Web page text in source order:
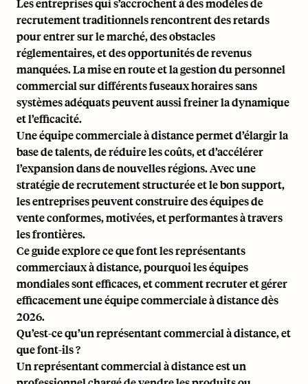
Les entreprises qui s’accrochent à des modèles de
recrutement traditionnels rencontrent des retards
pour entrer sur le marché, des obstacles
réglementaires, et des opportunités de revenus
manquées. La mise en route et la gestion du personnel
commercial sur différents fuseaux horaires sans
systèmes adéquats peuvent aussi freiner la dynamique
et l’efficacité.
Uneéquipe commerciale à distancepermet d’élargir la
base de talents, de réduire les coûts, et d’accélérer
l’expansion dans de nouvelles régions. Avec une
stratégie de recrutement structurée et le bon support,
les entreprises peuvent construire des équipes de
vente conformes, motivées, et performantes à travers
les frontières.
Ce guide explore ce que font les représentants
commerciaux à distance, pourquoiles équipes
mondialessont efficaces, et comment recruter et gérer
efficacement une équipe commerciale à distance dès
2026.
Qu’est-ce qu’un représentant commercial à distance, et
que font-ils ?
Un représentant commercial à distance est un